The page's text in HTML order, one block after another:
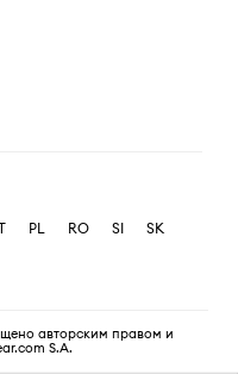
PL RO SI
SK
авторским правом и
S.A.